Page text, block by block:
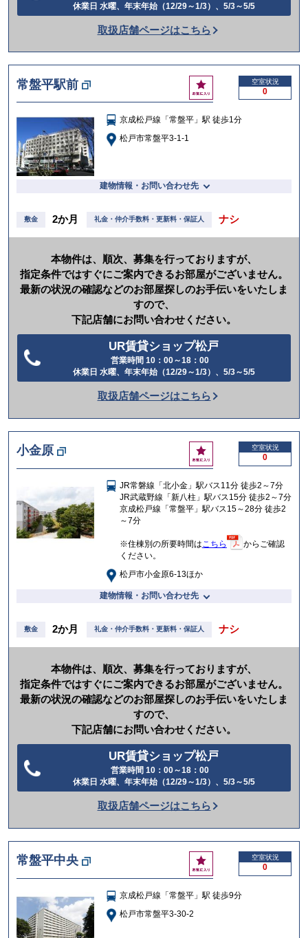
休業日 水曜、年末年始（12/29～1/3）、5/3～5/5
話
か
け
る
取扱店舗ページはこちら
常盤平駅前
お
気
入
空室状況
0
京成松戸線「常盤平」駅 徒歩1分
松戸市常盤平3-1-1
建物情報・お問い合わせ先
敷金 2か月 礼金・仲介手数料・更新料・保証人 ナシ
本物件は、順次、募集を行っておりますが、
指定条件ではすぐにご案内できるお部屋がございません。
最新の状況の確認などのお部屋探しのお手伝いをいたしま
すので、
下記店舗にお問い合わせください。
UR賃貸ショップ松戸
営業時間 10：00～18：00
休業日 水曜、年末年始（12/29～1/3）、5/3～5/5
話
か
け
る
取扱店舗ページはこちら
小金原
お
気
入
り
空室状況
0
JR常磐線「北小金」駅バス11分 徒歩2～7分
JR武蔵野線「新八柱」駅バス15分 徒歩2～7分
京成松戸線「常盤平」駅バス15～28分 徒歩2
～7分
※住棟別の所要時間はこちら
からご確認
ください。
松戸市小金原6-13ほか
建物情報・お問い合わせ先
敷金 2か月 礼金・仲介手数料・更新料・保証人 ナシ
本物件は、順次、募集を行っておりますが、
指定条件ではすぐにご案内できるお部屋がございません。
最新の状況の確認などのお部屋探しのお手伝いをいたしま
すので、
下記店舗にお問い合わせください。
UR賃貸ショップ松戸
営業時間 10：00～18：00
休業日 水曜、年末年始（12/29～1/3）、5/3～5/5
話
か
け
る
取扱店舗ページはこちら
常盤平中央
お
気
入
り
空室状況
0
京成松戸線「常盤平」駅 徒歩9分
松戸市常盤平3-30-2